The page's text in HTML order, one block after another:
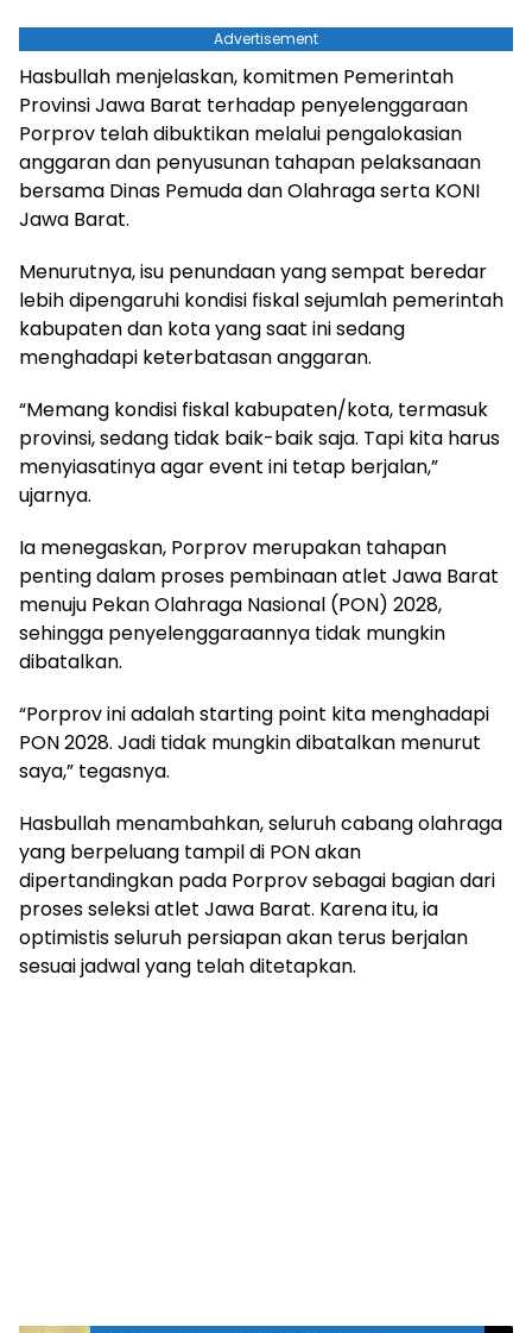
Advertisement
Hasbullah menjelaskan, komitmen Pemerintah
Provinsi Jawa Barat terhadap penyelenggaraan
Porprov telah dibuktikan melalui pengalokasian
anggaran dan penyusunan tahapan pelaksanaan
bersama Dinas Pemuda dan Olahraga serta KONI
Jawa Barat.
Menurutnya, isu penundaan yang sempat beredar
lebih dipengaruhi kondisi fiskal sejumlah pemerintah
kabupaten dan kota yang saat ini sedang
menghadapi keterbatasan anggaran.
“Memang kondisi fiskal kabupaten/kota, termasuk
provinsi, sedang tidak baik-baik saja. Tapi kita harus
menyiasatinya agar event ini tetap berjalan,”
ujarnya.
Ia menegaskan, Porprov merupakan tahapan
penting dalam proses pembinaan atlet Jawa Barat
menuju Pekan Olahraga Nasional (PON) 2028,
sehingga penyelenggaraannya tidak mungkin
dibatalkan.
“Porprov ini adalah starting point kita menghadapi
PON 2028. Jadi tidak mungkin dibatalkan menurut
saya,” tegasnya.
Hasbullah menambahkan, seluruh cabang olahraga
yang berpeluang tampil di PON akan
dipertandingkan pada Porprov sebagai bagian dari
proses seleksi atlet Jawa Barat. Karena itu, ia
optimistis seluruh persiapan akan terus berjalan
sesuai jadwal yang telah ditetapkan.